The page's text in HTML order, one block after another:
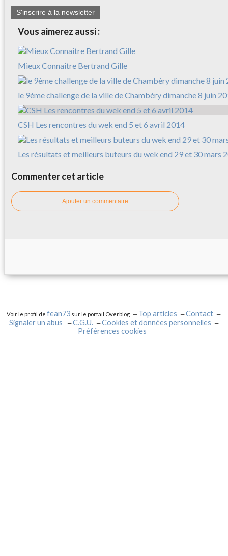
S'inscrire à la newsletter
Vous aimerez aussi :
Mieux Connaître Bertrand Gille
le 9ème challenge de la ville de Chambéry dimanche 8 juin
CSH Les rencontres du wek end 5 et 6 avril 2014
Les résultats et meilleurs buteurs du wek end 29 et 30 mars
Commenter cet article
Ajouter un commentaire
Voir le profil defean73 sur le portail Overblog Top articles
Contact
Signaler un abus
C.G.U.
Cookies et données personnelles
Préférences cookies